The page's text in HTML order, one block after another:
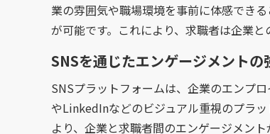
業の雰囲気や職場環境を事前に体感でき
が可能です。これにより、求職者は企業
SNSを通じたエンゲージメントの
SNSプラットフォームは、企業のエンプ
やLinkedInなどのビジュアル重視のプラ
より、企業と求職者間のエンゲージメン